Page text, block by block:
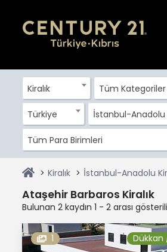
Kiralık Tüm Kategoriler
Türkiye İstanbul-Anadolu
Tüm Para Birimleri
Kiralık İstanbul-Anadolu
Ataşehir Barbaros Kiralık
Bulunan 2 kaydın 1 - 2 arası
1 Dükkan